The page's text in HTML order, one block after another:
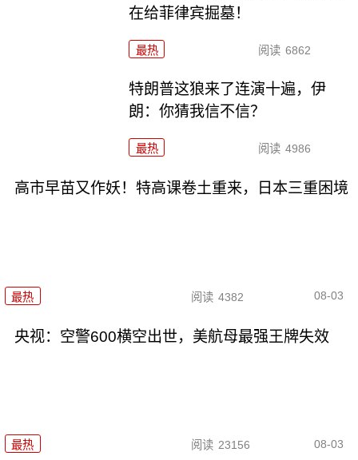
在给菲律宾掘墓！
最热 阅读 6862
特朗普这狼来了连演十遍，伊
朗：你猜我信不信？
最热 阅读 4986
高市早苗又作妖！特高课卷土重来，日本三重困境
最热 阅读 4382 08-03
央视：空警600横空出世，美航母最强王牌失效
最热 阅读 23156 08-03